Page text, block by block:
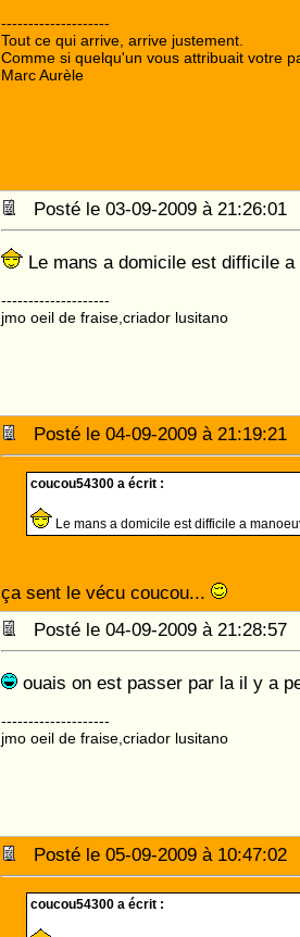
--------------------
Tout ce qui arrive, arrive justement.
Comme si quelqu'un vous attribuait votre
Marc Aurèle
Posté le 03-09-2009 à
Le mans a domicile est difficile
--------------------
jmo oeil de fraise,criador lusitano
Posté le 04-09-2009 à
coucou54300 a écrit :
Le mans a domicile est difficile a
ça sent le vécu coucou...
Posté le 04-09-2009 à
ouais on est passer par la il y a
--------------------
jmo oeil de fraise,criador lusitano
Posté le 05-09-2009 à
coucou54300 a écrit :